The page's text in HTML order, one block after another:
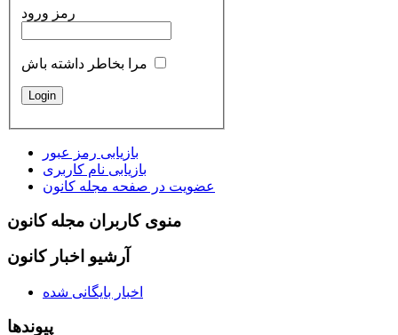
رمز ورود
مرا بخاطر داشته باش
بازیابی رمز عبور
بازیابی نام کاربری
عضویت در صفحه مجله کانون
منوی کاربران مجله کانون
آرشیو اخبار کانون
اخبار بایگانی شده
پیوندها